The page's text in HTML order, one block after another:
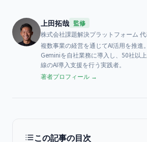
上田拓哉 監修
株式会社課題解決プラットフォーム
複数事業の経営を通じてAI活用を推進
Geminiを自社業務に導入し、50社以
線のAI導入支援を行う実践者。
著者プロフィール →
この記事の目次